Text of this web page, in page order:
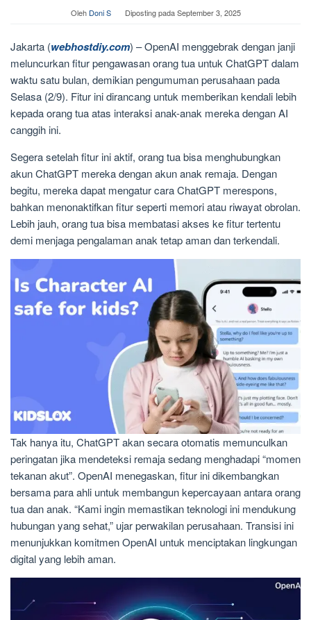
Oleh Doni S Diposting padaSeptember 3, 2025
Jakarta (webhostdiy.com) – OpenAI menggebrak dengan janji
meluncurkan fitur pengawasan orang tua untuk ChatGPT dalam
waktu satu bulan, demikian pengumuman perusahaan pada
Selasa (2/9). Fitur ini dirancang untuk memberikan kendali lebih
kepada orang tua atas interaksi anak-anak mereka dengan AI
canggih ini.
Segera setelah fitur ini aktif, orang tua bisa menghubungkan
akun ChatGPT mereka dengan akun anak remaja. Dengan
begitu, mereka dapat mengatur cara ChatGPT merespons,
bahkan menonaktifkan fitur seperti memori atau riwayat obrolan.
Lebih jauh, orang tua bisa membatasi akses ke fitur tertentu
demi menjaga pengalaman anak tetap aman dan terkendali.
Tak hanya itu, ChatGPT akan secara otomatis memunculkan
peringatan jika mendeteksi remaja sedang menghadapi “momen
tekanan akut”. OpenAI menegaskan, fitur ini dikembangkan
bersama para ahli untuk membangun kepercayaan antara orang
tua dan anak. “Kami ingin memastikan teknologi ini mendukung
hubungan yang sehat,” ujar perwakilan perusahaan. Transisi ini
menunjukkan komitmen OpenAI untuk menciptakan lingkungan
digital yang lebih aman.